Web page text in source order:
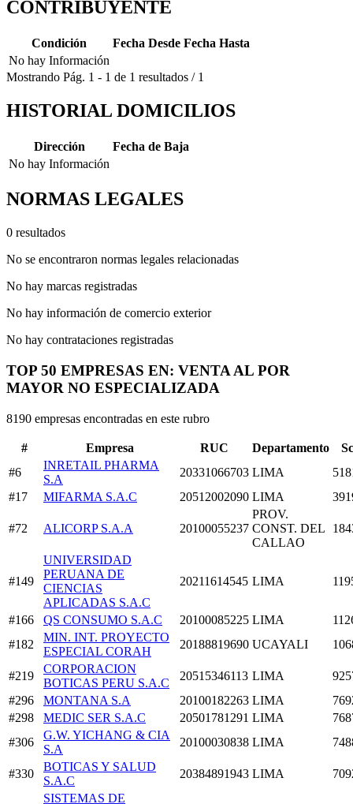
CONTRIBUYENTE
Condición Fecha Desde Fecha Hasta
No hay Información
Mostrando Pág. 1 - 1 de 1 resultados / 1
HISTORIAL DOMICILIOS
Dirección
Fecha de Baja
No hay Información
NORMAS LEGALES
0 resultados
No se encontraron normas legales relacionadas
No hay marcas registradas
No hay información de comercio exterior
No hay contrataciones registradas
TOP 50 EMPRESAS EN: VENTA AL POR
MAYOR NO ESPECIALIZADA
8190 empresas encontradas en este rubro
# Empresa RUC Departamento
#6
INRETAIL PHARMA
S.A
20331066703 LIMA
#17
MIFARMA S.A.C 20512002090 LIMA
#72 ALICORP S.A.A 20100055237
PROV.
CONST. DEL
CALLAO
#149
UNIVERSIDAD
PERUANA DE
CIENCIAS
APLICADAS S.A.C
20211614545 LIMA
#166 QS CONSUMO S.A.C 20100085225 LIMA
#182
MIN. INT. PROYECTO
ESPECIAL CORAH
20188819690 UCAYALI
#219
CORPORACION
BOTICAS PERU S.A.C
20515346113 LIMA
#296
MONTANA S.A 20100182263 LIMA
#298
MEDIC SER S.A.C 20501781291 LIMA
#306
G.W. YICHANG & CIA
S.A
20100030838 LIMA
#330
BOTICAS Y SALUD
S.A.C
20384891943 LIMA
SISTEMAS DE